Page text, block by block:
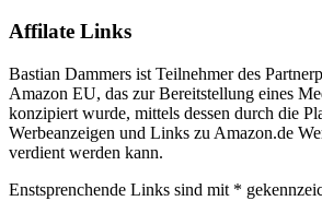
Affilate Links
Bastian Dammers ist Teilnehmer des
Amazon EU, das zur Bereitstellung eines
konzipiert wurde, mittels dessen durch die
Werbeanzeigen und Links zu Amazon.de
verdient werden kann.
Enstsprenchende Links sind mit *